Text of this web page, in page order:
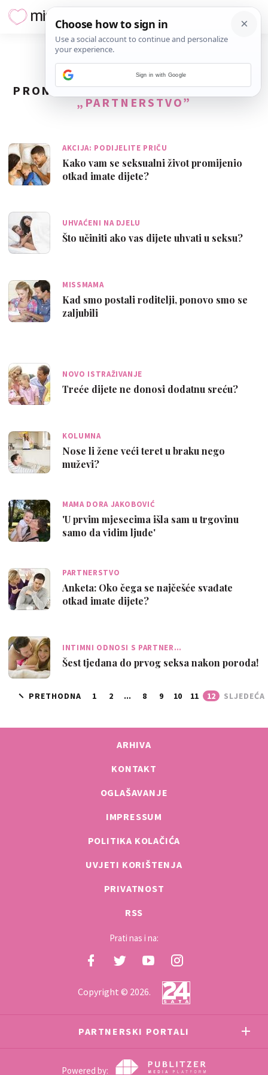
PRONAĐENO162REZULTATA ZA TAG
„PARTNERSTVO”
AKCIJA: PODIJELITE PRIČU
Kako vam se seksualni život promijenio
otkad imate dijete?
UHVAĆENI NA DJELU
Što učiniti ako vas dijete uhvati u seksu?
MISSMAMA
Kad smo postali roditelji, ponovo smo se
zaljubili
NOVO ISTRAŽIVANJE
Treće dijete ne donosi dodatnu sreću?
KOLUMNA
Nose li žene veći teret u braku nego
muževi?
MAMA DORA JAKOBOVIĆ
'U prvim mjesecima išla sam u trgovinu
samo da vidim ljude'
PARTNERSTVO
Anketa: Oko čega se najčešće svađate
otkad imate dijete?
INTIMNI ODNOSI S PARTNER…
Šest tjedana do prvog seksa nakon poroda!
PRETHODNA 1 2 ... 8 9 10 11 12 SLJEDEĆA
ARHIVA
KONTAKT
OGLAŠAVANJE
IMPRESSUM
POLITIKA KOLAČIĆA
UVJETI KORIŠTENJA
PRIVATNOST
RSS
Prati nas i na:
Copyright © 2026.
PARTNERSKI PORTALI
Powered by:
Sign in with Google